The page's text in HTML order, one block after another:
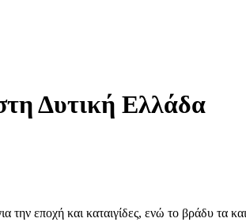
Δυτική Ελλάδα
εποχή και καταιγίδες, ενώ το βράδυ τα